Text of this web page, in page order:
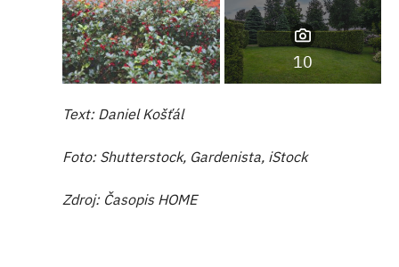
10
Text: Daniel Košťál
Foto: Shutterstock, Gardenista, iStock
Zdroj: Časopis HOME